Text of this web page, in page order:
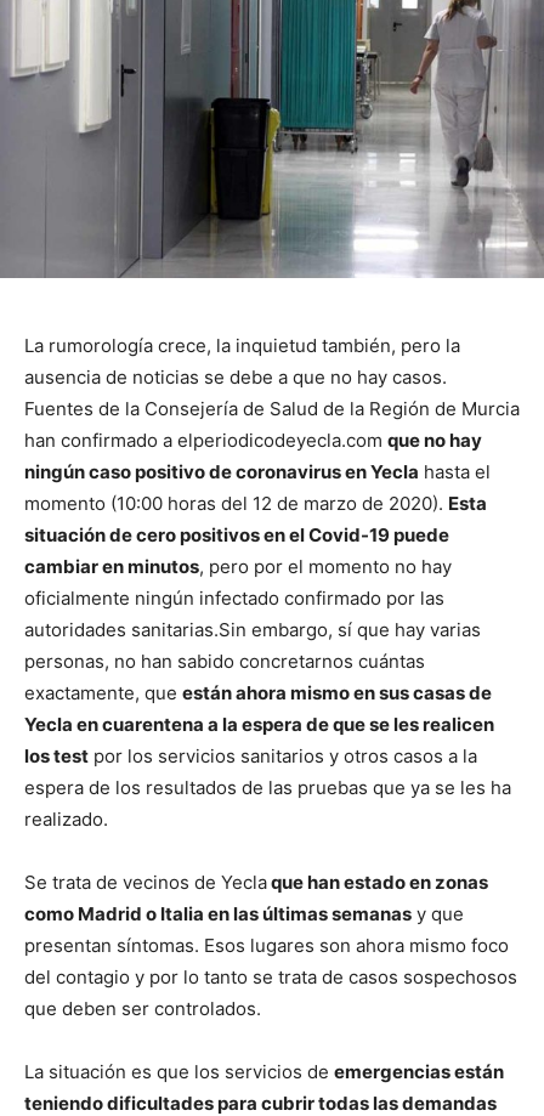
La rumorología crece, la inquietud también, pero la
ausencia de noticias se debe a que no hay casos.
Fuentes de la Consejería de Salud de la Región de Murcia
han confirmado a elperiodicodeyecla.com que no hay
ningún caso positivo de coronavirus en Yecla hasta el
momento (10:00 horas del 12 de marzo de 2020). Esta
situación de cero positivos en el Covid-19 puede
cambiar en minutos, pero por el momento no hay
oficialmente ningún infectado confirmado por las
autoridades sanitarias.Sin embargo, sí que hay varias
personas, no han sabido concretarnos cuántas
exactamente, que están ahora mismo en sus casas de
Yecla en cuarentena a la espera de que se les realicen
los test por los servicios sanitarios y otros casos a la
espera de los resultados de las pruebas que ya se les ha
realizado.
Se trata de vecinos de Yeclaque han estado en zonas
como Madrid o Italia en las últimas semanas y que
presentan síntomas. Esos lugares son ahora mismo foco
del contagio y por lo tanto se trata de casos sospechosos
que deben ser controlados.
La situación es que los servicios de emergencias están
teniendo dificultades para cubrir todas las demandas